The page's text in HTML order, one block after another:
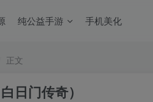
纯公益手游 手机美化
正文
日门传奇）